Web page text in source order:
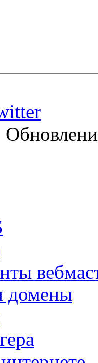
домены